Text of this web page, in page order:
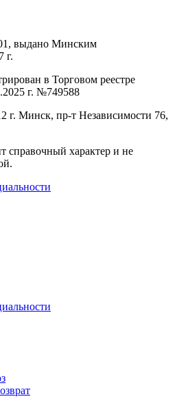
выдано Минским
г.
в Торговом реестре
г. №749588
г. Минск, пр-т Независимости 76,
справочный характер и не